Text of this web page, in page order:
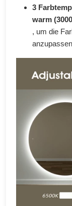
3
warm
, um die